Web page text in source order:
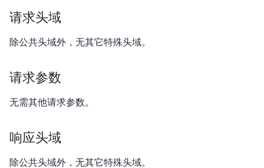
请求头域
除公共头域外，无其它特殊头域。
请求参数
无需其他请求参数。
响应头域
除公共头域外，无其它特殊头域。